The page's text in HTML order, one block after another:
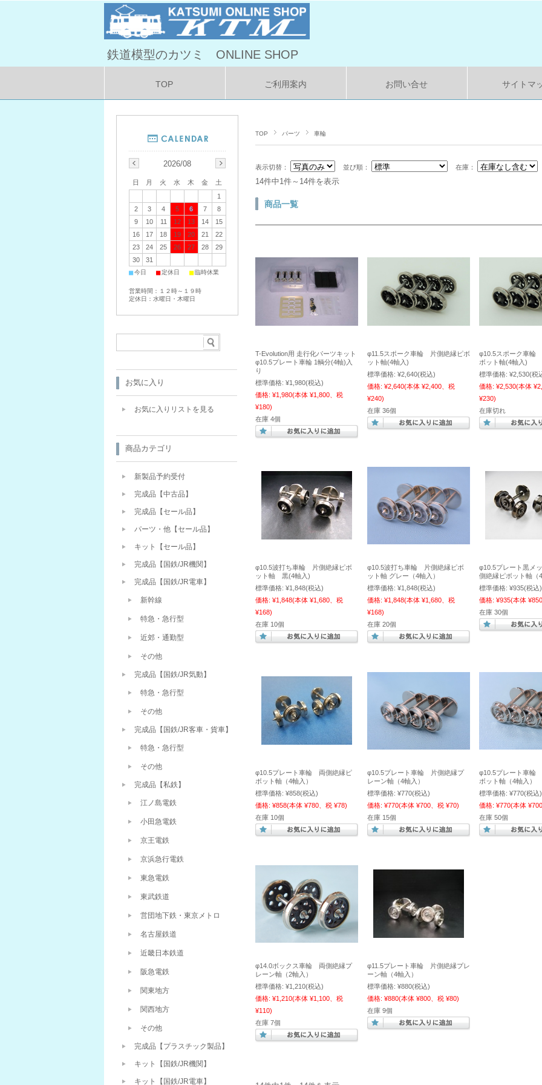
鉄道模型のカツミ ONLINE SHOP
TOP ご利用案内 お問い合せ サイトマ
TOP パーツ 車輪
表示切替： 並び順： 在庫：
14件中1件～14件を表示
商品一覧
T-Evolution用 走行化パーツキット
φ10.5プレート車輪 1輌分(4軸)入
り
標準価格: ¥1,980(税込)
価格: ¥1,980(本体 ¥1,800、税
¥180)
在庫 4個
φ11.5スポーク車輪 片側絶縁ピボ
ット軸(4軸入)
標準価格: ¥2,640(税込)
価格: ¥2,640(本体 ¥2,400、税
¥240)
在庫 36個
φ10.5スポーク車輪
ボット軸(4軸入)
標準価格: ¥2,530(税
価格: ¥2,530(本体
¥230)
在庫切れ
φ10.5波打ち車輪 片側絶縁ピボ
ット軸 黒(4軸入)
標準価格: ¥1,848(税込)
価格: ¥1,848(本体 ¥1,680、税
¥168)
在庫 10個
φ10.5波打ち車輪 片側絶縁ピボ
ット軸 グレー（4軸入）
標準価格: ¥1,848(税込)
価格: ¥1,848(本体 ¥1,680、税
¥168)
在庫 20個
φ10.5プレート黒メ
側絶縁ピボット軸（
標準価格: ¥935(税込)
価格: ¥935(本体
在庫 30個
φ10.5プレート車輪 両側絶縁ピ
ボット軸（4軸入）
標準価格: ¥858(税込)
価格: ¥858(本体 ¥780、税 ¥78)
在庫 10個
φ10.5プレート車輪 片側絶縁プ
レーン軸（4軸入）
標準価格: ¥770(税込)
価格: ¥770(本体 ¥700、税 ¥70)
在庫 15個
φ10.5プレート車輪
ボット軸（4軸入）
標準価格: ¥770(税込)
価格: ¥770(本体
在庫 50個
φ14.0ボックス車輪 両側絶縁プ
レーン軸（2軸入）
標準価格: ¥1,210(税込)
価格: ¥1,210(本体 ¥1,100、税
¥110)
在庫 7個
φ11.5プレート車輪 片側絶縁プレ
ーン軸（4軸入）
標準価格: ¥880(税込)
価格: ¥880(本体 ¥800、税 ¥80)
在庫 9個
2026/08
日 月 火 水 木 金
土
1
2
3 4 5 6 7
8
9
10 11 12 13 14
15
16
17 18 19 20 21
22
23
24 25 26 27 28
29
30
31
■今日 ■定休日 ■臨時休業
営業時間：１２時～１９時
定休日：水曜日・木曜日
お気に入り
お気に入りリストを見る
商品カテゴリ
新製品予約受付
完成品【中古品】
完成品【セール品】
パーツ・他【セール品】
キット【セール品】
完成品【国鉄/JR機関】
完成品【国鉄/JR電車】
新幹線
特急・急行型
近郊・通勤型
その他
完成品【国鉄/JR気動】
特急・急行型
その他
完成品【国鉄/JR客車・貨車】
特急・急行型
その他
完成品【私鉄】
江ノ島電鉄
小田急電鉄
京王電鉄
京浜急行電鉄
東急電鉄
東武鉄道
営団地下鉄・東京メトロ
名古屋鉄道
近畿日本鉄道
阪急電鉄
関東地方
関西地方
その他
完成品【プラスチック製品】
キット【国鉄/JR機関】
キット【国鉄/JR電車】